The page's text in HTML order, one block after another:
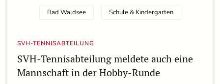
Bad Waldsee Schule & Kindergarten
SVH-TENNISABTEILUNG
SVH-Tennisabteilung meldete auch eine
Mannschaft in der Hobby-Runde